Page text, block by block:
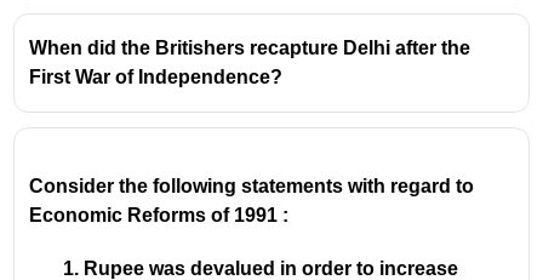
When did the Britishers recapture Delhi after the
First War of Independence?
Consider the following statements with regard to
Economic Reforms of 1991 :
Rupee was devalued in order to increase